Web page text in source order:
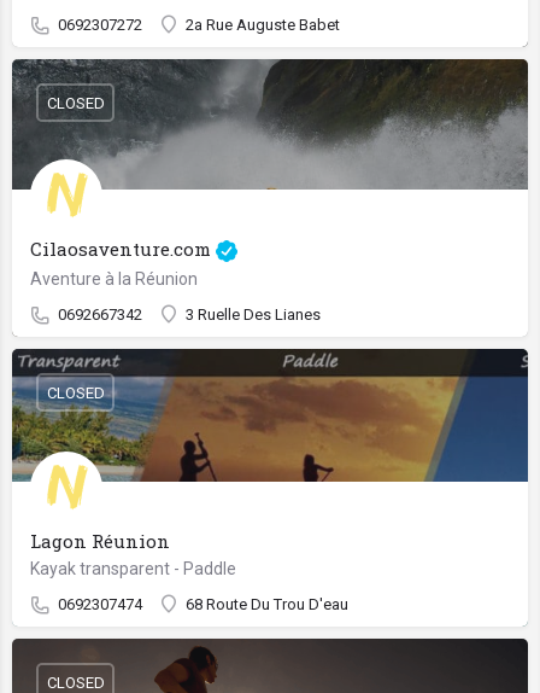
0692307272 2a Rue Auguste Babet
Cilaosaventure.com
Aventure à la Réunion
0692667342 3 Ruelle Des Lianes
CLOSED
Lagon Réunion
Kayak transparent - Paddle
0692307474 68 Route Du Trou D'eau
CLOSED
CLOSED